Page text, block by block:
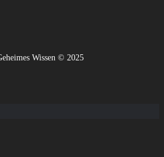
Wissen © 2025